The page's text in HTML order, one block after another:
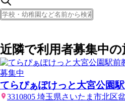
近隣で利用者募集中の
募集中
てらぴぁぽけっと大宮公園
3310805 埼玉県さいたま市北区